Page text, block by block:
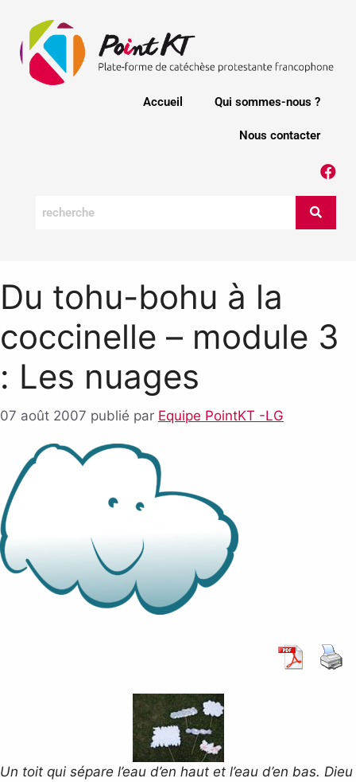
Accueil Qui sommes-nous ?
Nous contacter
Du tohu-bohu à la
coccinelle – module 3
: Les nuages
07 août 2007 publié par Equipe PointKT -LG
Un toit qui sépare l’eau d’en haut et l’eau d’en bas. Dieu